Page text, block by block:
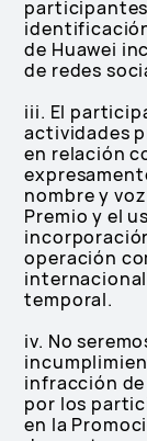
de Huawei
de redes
iii. El
actividades
en relación
nombre y
Premio y el
operación
temporal.
iv. No
infracción
por los
en la